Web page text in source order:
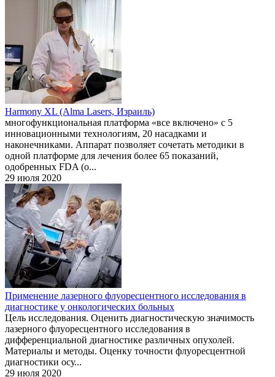
Harmony XL (Alma Lasers, Израиль)
многофункциональная платформа «все включено» с 5
инновационными технологиям, 20 насадками и
наконечниками. Аппарат позволяет сочетать методики в
одной платформе для лечения более 65 показаний,
одобренных FDA (о...
29 июля 2020
Применение лазерного флуоресцентного исследования в
диагностике у онкологических больных
Цель исследования. Оценить диагностическую значимость
лазерного флуоресцентного исследования в
дифференциальной диагностике различных опухолей.
Материалы и методы. Оценку точности флуоресцентной
диагностики осу...
29 июля 2020